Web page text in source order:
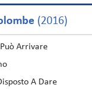
(2016)
Arrivare
A Dare